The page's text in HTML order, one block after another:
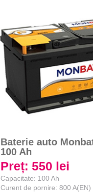
Baterie auto
100 Ah
Preț: 550 lei
Capacitate: 100 Ah
Curent de pornire: 800 A(EN)